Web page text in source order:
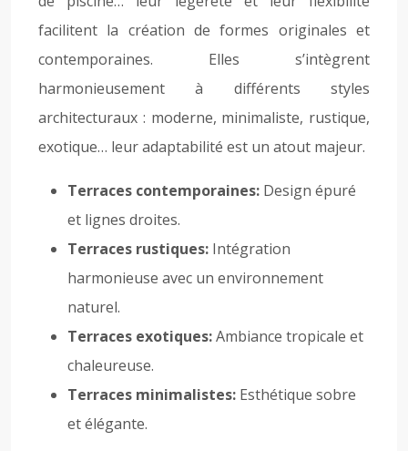
facilitent la création de formes originales et
contemporaines. Elles s’intègrent
harmonieusement à différents styles
architecturaux : moderne, minimaliste, rustique,
exotique… leur adaptabilité est un atout majeur.
Terraces contemporaines: Design épuré
et lignes droites.
Terraces rustiques: Intégration
harmonieuse avec un environnement
naturel.
Terraces exotiques:Ambiance tropicale et
chaleureuse.
Terraces minimalistes: Esthétique sobre
et élégante.